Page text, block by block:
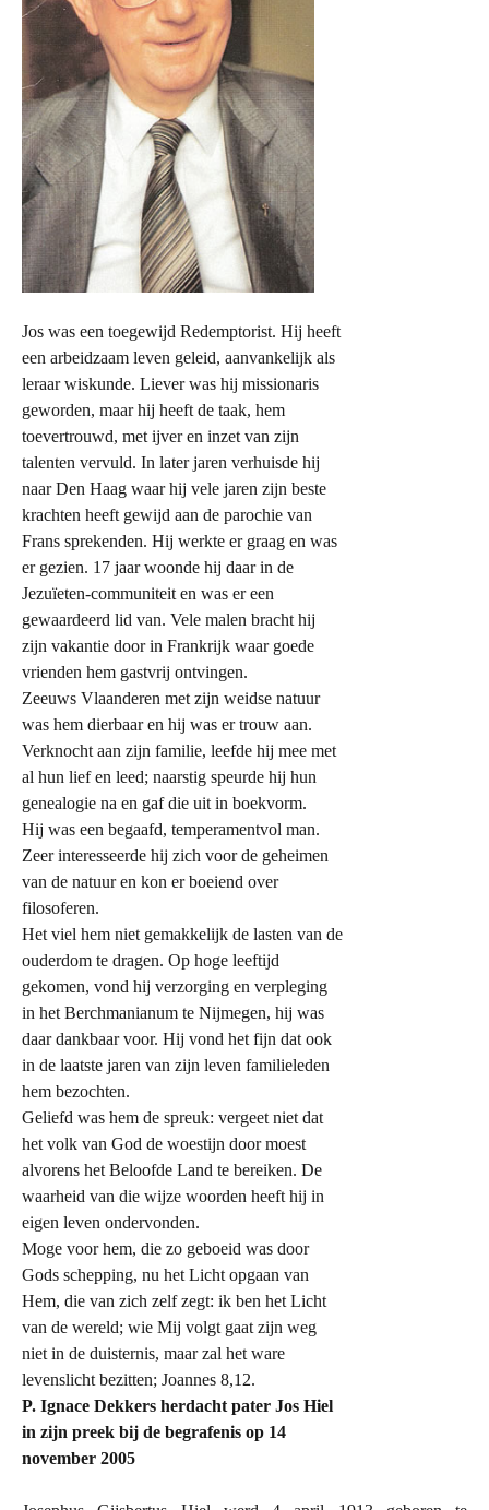
Jos was een toegewijd Redemptorist. Hij heeft
een arbeidzaam leven geleid, aanvankelijk als
leraar wiskunde. Liever was hij missionaris
geworden, maar hij heeft de taak, hem
toevertrouwd, met ijver en inzet van zijn
talenten vervuld. In later jaren verhuisde hij
naar Den Haag waar hij vele jaren zijn beste
krachten heeft gewijd aan de parochie van
Frans sprekenden. Hij werkte er graag en was
er gezien. 17 jaar woonde hij daar in de
Jezuïeten-communiteit en was er een
gewaardeerd lid van. Vele malen bracht hij
zijn vakantie door in Frankrijk waar goede
vrienden hem gastvrij ontvingen.
Zeeuws Vlaanderen met zijn weidse natuur
was hem dierbaar en hij was er trouw aan.
Verknocht aan zijn familie, leefde hij mee met
al hun lief en leed; naarstig speurde hij hun
genealogie na en gaf die uit in boekvorm.
Hij was een begaafd, temperamentvol man.
Zeer interesseerde hij zich voor de geheimen
van de natuur en kon er boeiend over
filosoferen.
Het viel hem niet gemakkelijk de lasten van de
ouderdom te dragen. Op hoge leeftijd
gekomen, vond hij verzorging en verpleging
in het Berchmanianum te Nijmegen, hij was
daar dankbaar voor. Hij vond het fijn dat ook
in de laatste jaren van zijn leven familieleden
hem bezochten.
Geliefd was hem de spreuk: vergeet niet dat
het volk van God de woestijn door moest
alvorens het Beloofde Land te bereiken. De
waarheid van die wijze woorden heeft hij in
eigen leven ondervonden.
Moge voor hem, die zo geboeid was door
Gods schepping, nu het Licht opgaan van
Hem, die van zich zelf zegt: ik ben het Licht
van de wereld; wie Mij volgt gaat zijn weg
niet in de duisternis, maar zal het ware
levenslicht bezitten; Joannes 8,12.
P. Ignace Dekkers herdacht pater Jos Hiel
in zijn preek bij de begrafenis op 14
november 2005